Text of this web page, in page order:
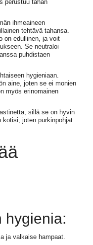
perustuu tähän
ihmeaineen
tehtävä tahansa.
on edullinen, ja voit
Se neutraloi
puhdistaen
hygieniaan.
aine, joten se ei monien
myös erinomainen
sillä se on hyvin
kotisi, joten purkinpohjat
hygienia:
ja valkaise hampaat.